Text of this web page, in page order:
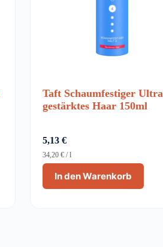
Taft Schaumfestiger Ultra
gestärktes Haar 150ml
5,13 €
In den Warenkorb
34,20 €/l